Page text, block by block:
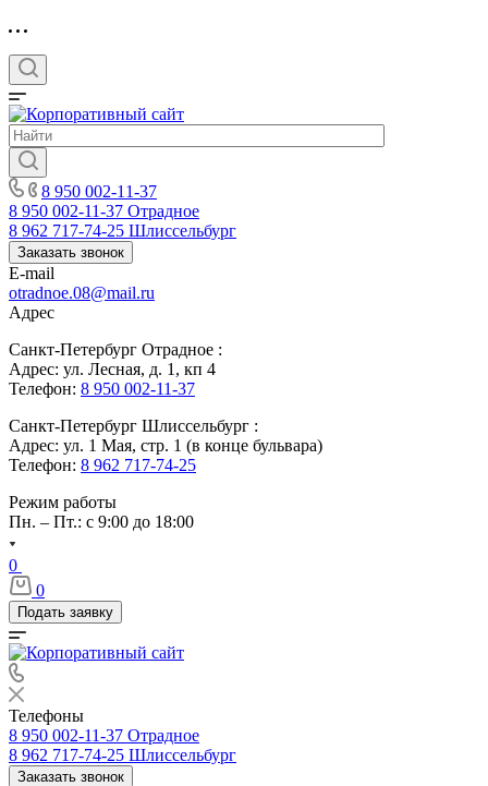
8 950 002-11-37
8 950 002-11-37 Отрадное
8 962 717-74-25 Шлиссельбург
Заказать звонок
E-mail
otradnoe.08@mail.ru
Адрес
Санкт-Петербург Отрадное :
Адрес: ул. Лесная, д. 1, кп 4
Телефон: 8 950 002-11-37
Санкт-Петербург Шлиссельбург :
Адрес: ул. 1 Мая, стр. 1 (в конце бульвара)
Телефон: 8 962 717-74-25
Режим работы
Пн. – Пт.: с 9:00 до 18:00
0
0
Подать заявку
Телефоны
8 950 002-11-37 Отрадное
8 962 717-74-25 Шлиссельбург
Заказать звонок